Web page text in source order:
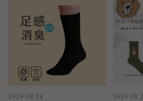
2025.08.29